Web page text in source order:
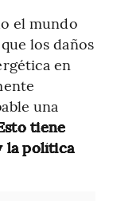
el mundo
los daños
en
una
tiene
la política